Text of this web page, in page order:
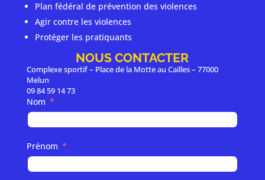
Plan fédéral de prévention des violences
Agir contre les violences
Protéger les pratiquants
NOUS CONTACTER
Complexe sportif – Place de la Motte au Cailles – 77000
Melun
09 84 59 14 73
Nom
Prénom